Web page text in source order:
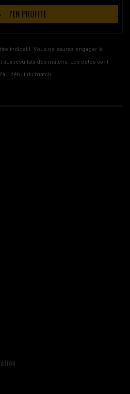
J'EN PROFITE
indicatif. Vous ne saurez engager la
aux résultats des matchs. Les cotes sont
début du match.